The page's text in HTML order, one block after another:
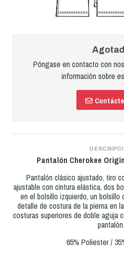
Póngase en contacto con
información sobre
Pantalón Cherokee
Pantalón clásico ajustado, tiro
ajustable con cintura elástica, dos
en el bolsillo izquierdo, un bolsillo
detalle de costura de la pierna en
costuras superiores de doble aguja
pantalón.
65% Poliester /